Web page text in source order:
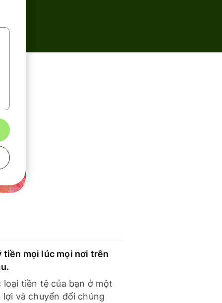
tiền mọi lúc mọi nơi trên
loại tiền tệ của bạn ở một
lợi và chuyển đổi chúng